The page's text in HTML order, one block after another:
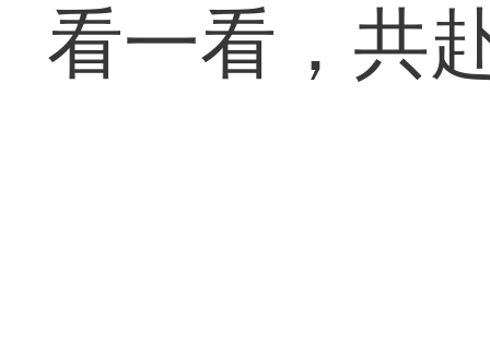
看一看，共